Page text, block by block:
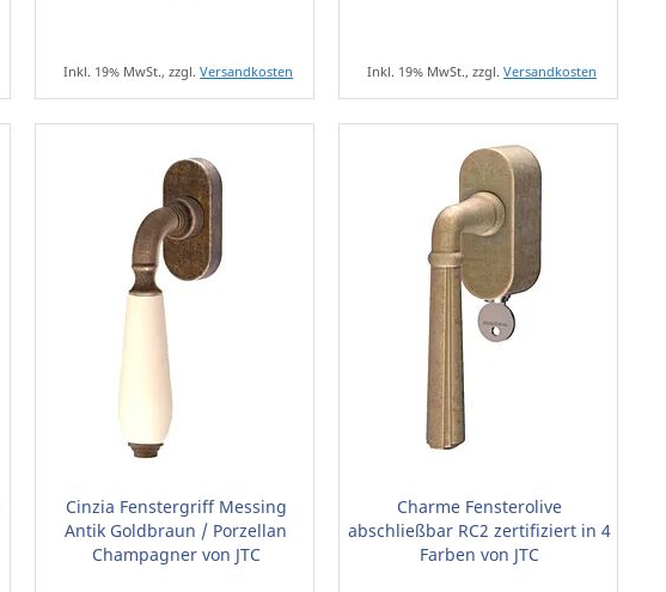
Inkl. 19% MwSt., zzgl.Versandkosten Inkl. 19% MwSt., zzgl.Versandkosten
Cinzia Fenstergriff Messing
Antik Goldbraun / Porzellan
Champagner von JTC
Charme Fensterolive
abschließbar RC2 zertifiziert in 4
Farben von JTC